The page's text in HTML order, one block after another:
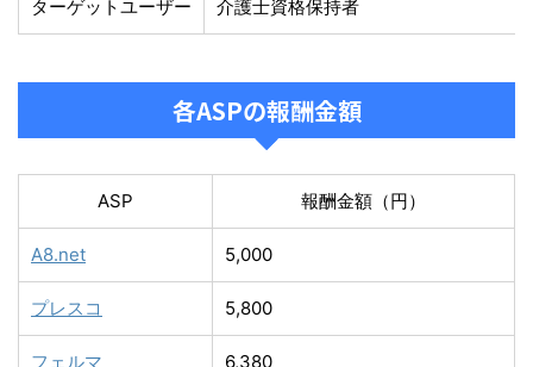
ターゲットユーザー 介護士資格保持者
各ASPの報酬金額
ASP 報酬金額（円）
A8.net 5,000
プレスコ 5,800
フェルマ 6,380